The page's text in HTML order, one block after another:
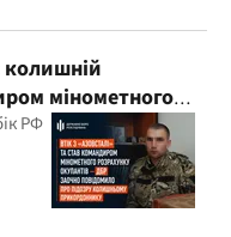
колишній
мінометного
РФ